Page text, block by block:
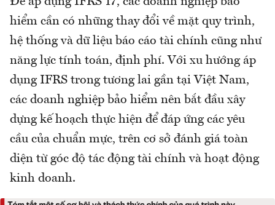
hiểm cần có những thay đổi về mặt quy trình,
hệ thống và dữ liệu báo cáo tài chính cũng như
năng lực tính toán, định phí. Với xu hướng áp
dụng IFRS trong tương lai gần tại Việt Nam,
các doanh nghiệp bảo hiểm nên bắt đầu xây
dựng kế hoạch thực hiện để đáp ứng các yêu
cầu của chuẩn mực, trên cơ sở đánh giá toàn
diện từ góc độ tác động tài chính và hoạt động
kinh doanh.